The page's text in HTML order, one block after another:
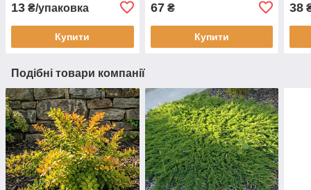
13 ₴/упаковка
Купити
67₴
Купити
38
Подібні товари компанії